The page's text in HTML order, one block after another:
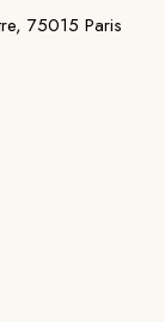
75015 Paris